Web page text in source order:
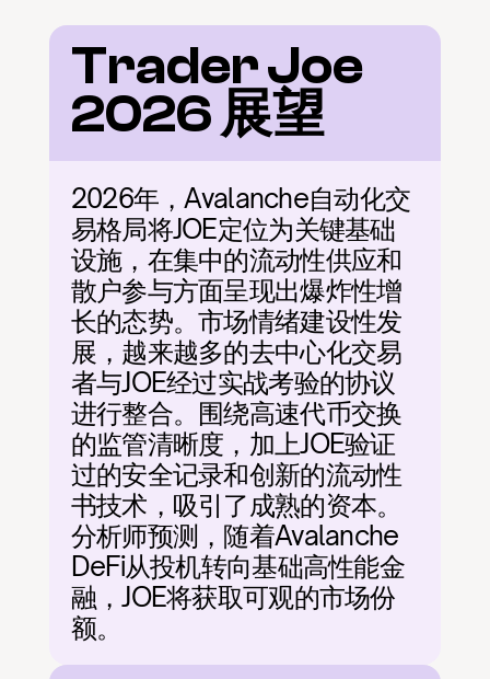
Trader Joe
2026 展望
2026年，Avalanche自动化交
易格局将JOE定位为关键基础
设施，在集中的流动性供应和
散户参与方面呈现出爆炸性增
长的态势。市场情绪建设性发
展，越来越多的去中心化交易
者与JOE经过实战考验的协议
进行整合。围绕高速代币交换
的监管清晰度，加上JOE验证
过的安全记录和创新的流动性
书技术，吸引了成熟的资本。
分析师预测，随着Avalanche
DeFi从投机转向基础高性能金
融，JOE将获取可观的市场份
额。